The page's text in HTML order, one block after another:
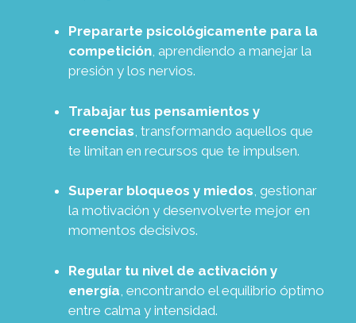
Prepararte psicológicamente para la
competición, aprendiendo a manejar la
presión y los nervios.
Trabajar tus pensamientos y
creencias , transformando aquellos que
te limitan en recursos que te impulsen.
Superar bloqueos y miedos, gestionar
la motivación y desenvolverte mejor en
momentos decisivos.
Regular tu nivel de activación y
energía , encontrando el equilibrio óptimo
entre calma y intensidad.